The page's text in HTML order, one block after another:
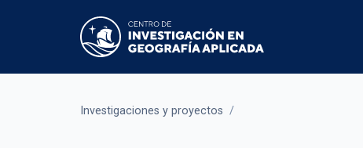
Investigaciones y proyectos /